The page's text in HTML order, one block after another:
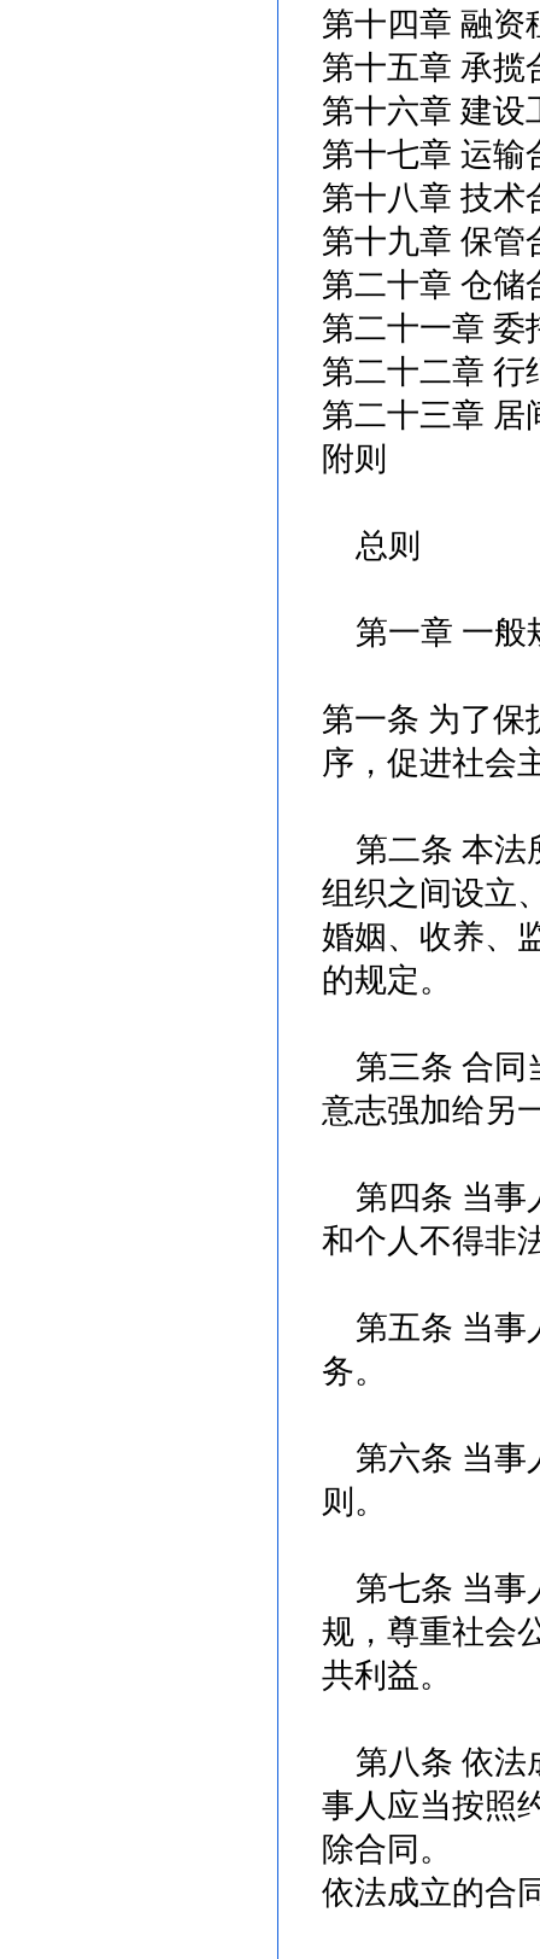
第十四章 融资
第十五章 承揽
第十六章 建设
第十七章 运输
第十八章 技术
第十九章 保管
第二十章 仓储
第二十一章 委
第二十二章 行
第二十三章 居
附则
总则
第一章 一般
第一条 为了保
序，促进社会
第二条 本法
组织之间设立
婚姻、收养、
的规定。
第三条 合同
意志强加给另
第四条 当事
和个人不得非
第五条 当事
务。
第六条 当事
则。
第七条 当事
规，尊重社会
共利益。
第八条 依法
事人应当按照
除合同。
依法成立的合